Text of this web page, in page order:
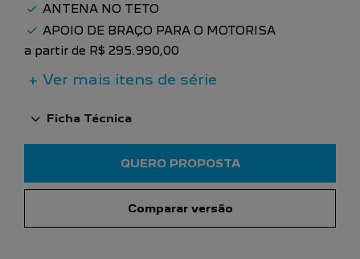
ANTENA NO TETO
APOIO DE BRAÇO PARA O MOTORISA
a partir de R$ 295.990,00
+ Ver mais itens de série
Ficha Técnica
QUERO PROPOSTA
Comparar versão